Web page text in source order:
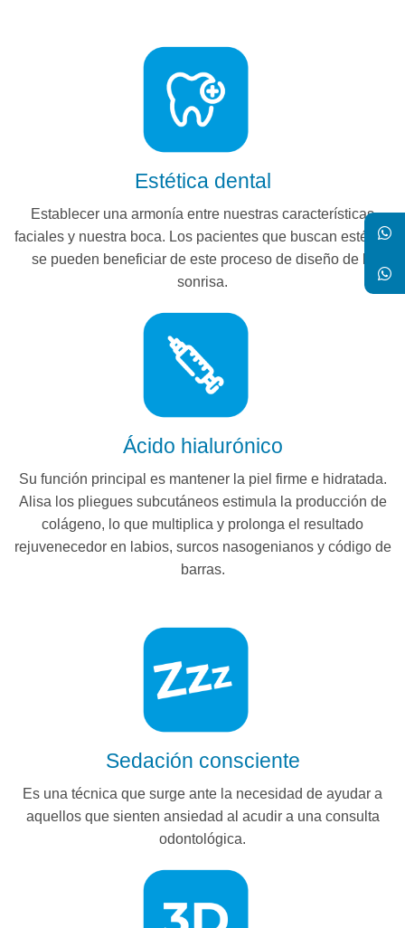
Estética dental
Establecer una armonía entre nuestras características
faciales y nuestra boca. Los pacientes que buscan estética
se pueden beneficiar de este proceso de diseño de la
sonrisa.
Ácido hialurónico
Su función principal es mantener la piel firme e hidratada.
Alisa los pliegues subcutáneos estimula la producción de
colágeno, lo que multiplica y prolonga el resultado
rejuvenecedor en labios, surcos nasogenianos y código de
barras.
Sedación consciente
Es una técnica que surge ante la necesidad de ayudar a
aquellos que sienten ansiedad al acudir a una consulta
odontológica.